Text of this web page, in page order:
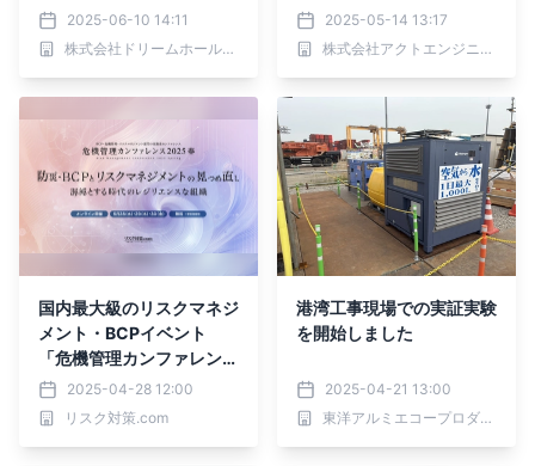
別モデルを販売中！
2025-06-10 14:11
株式会社ドリームホールディングス
メだから未経験者・新人・
外国人の方へも伝わりやす
い！「アクビィ」提供開始
2025-05-14 13:17
株式会社アクトエンジニアリング
国内最大級のリスクマネジ
メント・BCPイベント
「危機管理カンファレン
ス」2025春を5月に開催
2025-04-28 12:00
リスク対策.com
港湾工事現場での実証実験
を開始しました
2025-04-21 13:00
東洋アルミエコープロダクツ株式会社 みらい事業推進チーム